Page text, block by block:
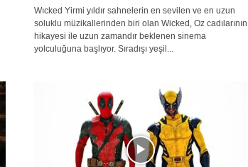
Wıcked Yirmi yıldır sahnelerin en sevilen ve en uzun
soluklu müzikallerinden biri olan Wicked, Oz cadılarının
hikayesi ile uzun zamandır beklenen sinema
yolculuğuna başlıyor. Sıradışı yeşil...